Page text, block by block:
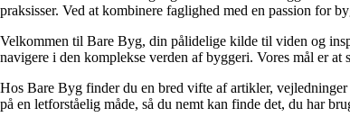
praksisser. Ved at kombinere faglighed med en passion for
Velkommen til Bare Byg, din pålidelige kilde til viden og
navigere i den komplekse verden af byggeri. Vores mål er
Hos Bare Byg finder du en bred vifte af artikler,
på en letforståelig måde, så du nemt kan finde det, du har